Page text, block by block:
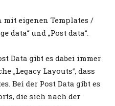
eigenen Templates /
data“ und „Post data“.
Data gibt es dabei immer
„Legacy Layouts“, dass
Bei der Post Data gibt es
die sich nach der